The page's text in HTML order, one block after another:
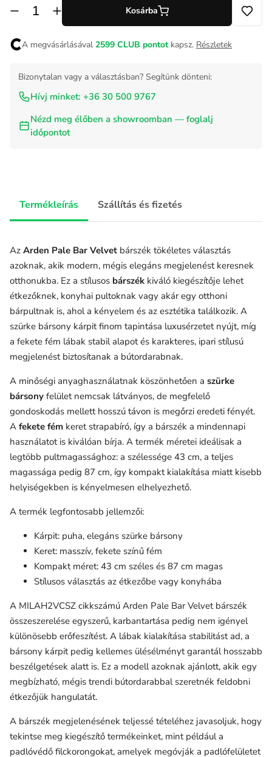
Kosárba
A megvásárlásával 2599 CLUB pontot kapsz. Részletek
Bizonytalan vagy a választásban? Segítünk dönteni:
Hívj minket: +36 30 500 9767
Nézd meg élőben a showroomban — foglalj
időpontot
Termékleírás Szállítás és fizetés
Az Arden Pale Bar Velvet bárszék tökéletes választás
azoknak, akik modern, mégis elegáns megjelenést keresnek
otthonukba. Ez a stílusos bárszék kiváló kiegészítője lehet
étkezőknek, konyhai pultoknak vagy akár egy otthoni
bárpultnak is, ahol a kényelem és az esztétika találkozik. A
szürke bársony kárpit finom tapintása luxusérzetet nyújt, míg
a fekete fém lábak stabil alapot és karakteres, ipari stílusú
megjelenést biztosítanak a bútordarabnak.
A minőségi anyaghasználatnak köszönhetően a szürke
bársony felület nemcsak látványos, de megfelelő
gondoskodás mellett hosszú távon is megőrzi eredeti fényét.
A fekete fém keret strapabíró, így a bárszék a mindennapi
használatot is kiválóan bírja. A termék méretei ideálisak a
legtöbb pultmagassághoz: a szélessége 43 cm, a teljes
magassága pedig 87 cm, így kompakt kialakítása miatt kisebb
helyiségekben is kényelmesen elhelyezhető.
A termék legfontosabb jellemzői:
Kárpit: puha, elegáns szürke bársony
Keret: masszív, fekete színű fém
Kompakt méret: 43 cm széles és 87 cm magas
Stílusos választás az étkezőbe vagy konyhába
A MILAH2VCSZ cikkszámú Arden Pale Bar Velvet bárszék
összeszerelése egyszerű, karbantartása pedig nem igényel
különösebb erőfeszítést. A lábak kialakítása stabilitást ad, a
bársony kárpit pedig kellemes ülésélményt garantál hosszabb
beszélgetések alatt is. Ez a modell azoknak ajánlott, akik egy
megbízható, mégis trendi bútordarabbal szeretnék feldobni
étkezőjük hangulatát.
A bárszék megjelenésének teljessé tételéhez javasoljuk, hogy
tekintse meg kiegészítő termékeinket, mint például a
padlóvédő filckorongokat, amelyek megóvják a padlófelületet